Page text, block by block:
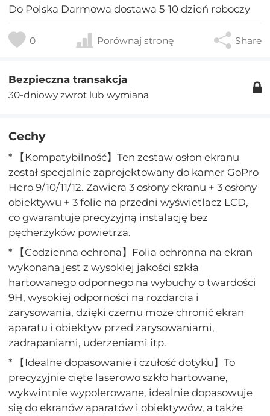
Do Polska Darmowa dostawa5-10 dzień roboczy
0 Porównaj stronę Share
Bezpieczna transakcja
30-dniowy zwrot lub wymiana
Cechy
* 【Kompatybilność】Ten zestaw osłon ekranu
został specjalnie zaprojektowany do kamer GoPro
Hero 9/10/11/12. Zawiera 3 osłony ekranu + 3 osłony
obiektywu + 3 folie na przedni wyświetlacz LCD,
co gwarantuje precyzyjną instalację bez
pęcherzyków powietrza.
* 【Codzienna ochrona】Folia ochronna na ekran
wykonana jest z wysokiej jakości szkła
hartowanego odpornego na wybuchy o twardości
9H, wysokiej odporności na rozdarcia i
zarysowania, dzięki czemu może chronić ekran
aparatu i obiektyw przed zarysowaniami,
zadrapaniami, uderzeniami itp.
* 【Idealne dopasowanie i czułość dotyku】To
precyzyjnie cięte laserowo szkło hartowane,
wykwintnie wypolerowane, idealnie dopasowuje
się do ekranów aparatów i obiektywów, a także